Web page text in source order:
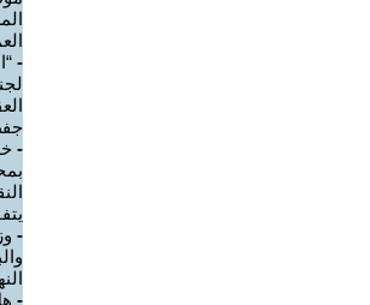
-
-
-
-